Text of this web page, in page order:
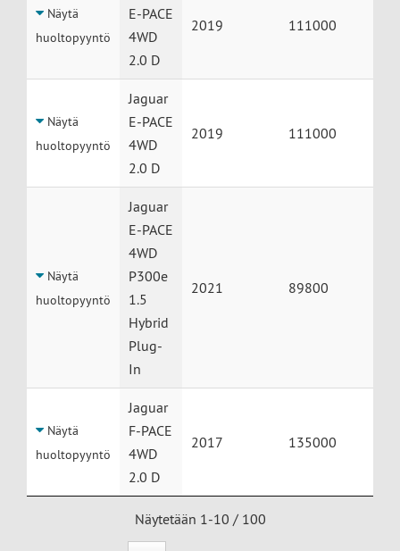
Näytä
huoltopyyntö
E-PACE
4WD
2.0 D
2019 111000
Näytä
huoltopyyntö
Jaguar
E-PACE
4WD
2.0 D
2019 111000
Näytä
huoltopyyntö
Jaguar
E-PACE
4WD
P300e
1.5
Hybrid
Plug-
In
2021 89800
Näytä
huoltopyyntö
Jaguar
F-PACE
4WD
2.0 D
2017 135000
Näytetään 1-10 / 100